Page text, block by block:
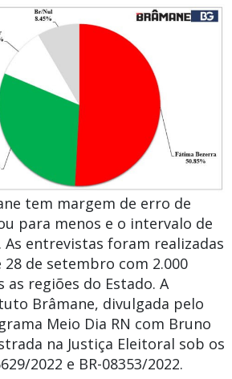
tem margem de erro de
para menos e o intervalo de
As entrevistas foram realizadas
de setembro com 2.000
regiões do Estado. A
Brâmane, divulgada pelo
Meio Dia RN com Bruno
na Justiça Eleitoral sob os
2022 e BR-08353/2022.